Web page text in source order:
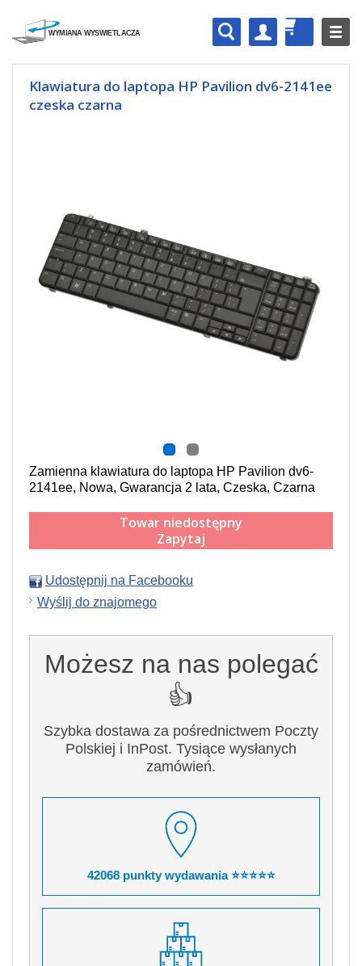
Klawiatura do laptopa HP Pavilion dv6-2141ee
czeska czarna
Zamienna klawiatura do laptopa HP Pavilion dv6-
2141ee, Nowa, Gwarancja 2 lata, Czeska, Czarna
Towar niedostępny
Zapytaj
Udostępnij na Facebooku
Wyślij do znajomego
Możesz na nas polegać
👍
Szybka dostawa za pośrednictwem Poczty
Polskiej i InPost. Tysiące wysłanych
zamówień.
42068 punkty wydawania ⭐⭐⭐⭐⭐